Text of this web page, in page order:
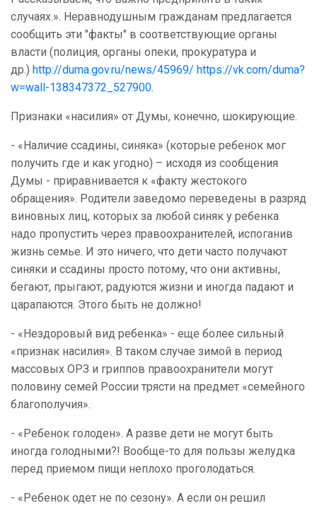
случаях.». Неравнодушным гражданам предлагается
сообщить эти "факты" в соответствующие органы
власти (полиция, органы опеки, прокуратура и
др.) http://duma.gov.ru/news/45969/ https://vk.com/duma?
w=wall-138347372_527900.
Признаки «насилия» от Думы, конечно, шокирующие.
- «Наличие ссадины, синяка» (которые ребенок мог
получить где и как угодно) – исходя из сообщения
Думы - приравнивается к «факту жестокого
обращения». Родители заведомо переведены в разряд
виновных лиц, которых за любой синяк у ребенка
надо пропустить через правоохранителей, испоганив
жизнь семье. И это ничего, что дети часто получают
синяки и ссадины просто потому, что они активны,
бегают, прыгают, радуются жизни и иногда падают и
царапаются. Этого быть не должно!
- «Нездоровый вид ребенка» - еще более сильный
«признак насилия». В таком случае зимой в период
массовых ОРЗ и гриппов правоохранители могут
половину семей России трясти на предмет «семейного
благополучия».
- «Ребенок голоден». А разве дети не могут быть
иногда голодными?! Вообще-то для пользы желудка
перед приемом пищи неплохо проголодаться.
- «Ребенок одет не по сезону». А если он решил